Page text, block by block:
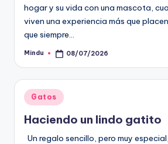
hogar y su vida con una mascota,
viven una experiencia más que
que siempre…
Publicado
Mindu 08/07/2026
Publicado
en
Gatos
Haciendo un lindo gatito
Un regalo sencillo, pero muy